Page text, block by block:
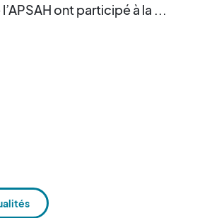
ont participé à la ...